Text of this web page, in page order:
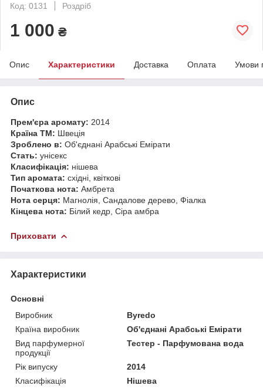
Код: 0131
Роздріб
1 000 ₴
Опис Характеристики Доставка Оплата Умови
Опис
Прем'єра аромату: 2014
Країна ТМ: Швеція
Зроблено в: Об'єднані Арабські Емірати
Стать: унісекс
Класифікація: нішева
Тип аромата: східні, квіткові
Початкова нота: Амбрета
Нота серця: Магнолія, Сандалове дерево, Фіалка
Кінцева нота: Білий кедр, Сіра амбра
Приховати
Характеристики
Основні
Виробник
Byredo
Країна виробник
Об'єднані Арабські Емірати
Вид парфумерної
продукції
Тестер - Парфумована вода
Рік випуску
2014
Класифікація
Нішева